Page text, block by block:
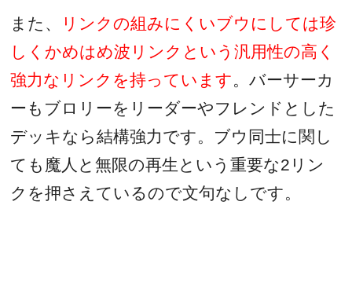
また、
リンクの組みにくいブウにしては珍
しくかめはめ波リンクという汎用性の高く
強力なリンクを持っています。バーサーカ
ーもブロリーをリーダーやフレンドとした
デッキなら結構強力です。ブウ同士に関し
ても魔人と無限の再生という重要な2 リン
クを押さえているので文句なしです。